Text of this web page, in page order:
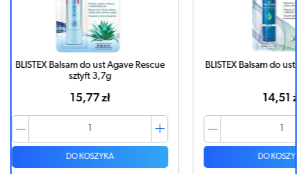
BLISTEX Balsam do ust Hydration 3,7g BLISTEX